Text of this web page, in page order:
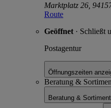
Marktplatz 26,
Route
Geöffnet · Schließt
Postagentur
Öffnungszeiten
Beratung &
Beratung &